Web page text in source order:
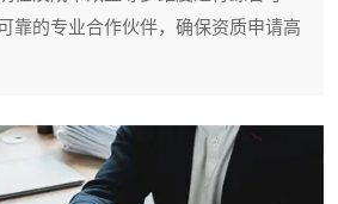
靠的专业合作伙伴，确保资质申请高